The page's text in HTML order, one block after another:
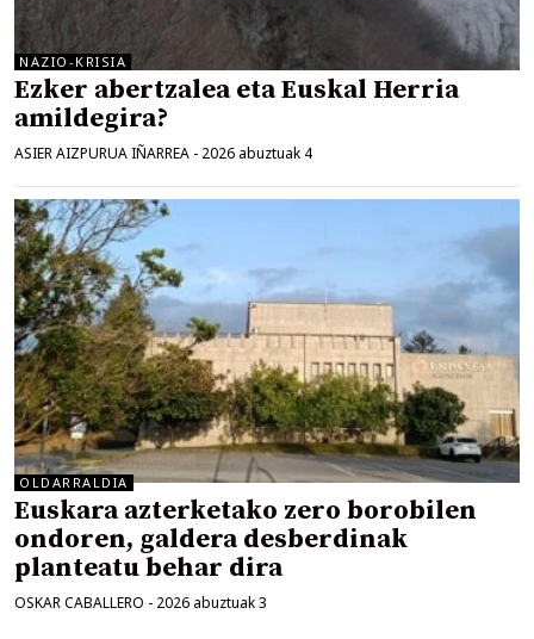
NAZIO-KRISIA
Ezker abertzalea eta Euskal Herria
amildegira?
ASIER AIZPURUA IÑARREA - 2026 abuztuak 4
OLDARRALDIA
Euskara azterketako zero borobilen
ondoren, galdera desberdinak
planteatu behar dira
OSKAR CABALLERO - 2026 abuztuak 3